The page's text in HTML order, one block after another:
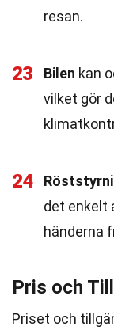
resan.
23 Bilen kan
vilket gör
24
det enkelt
händerna
Pris och
Priset och